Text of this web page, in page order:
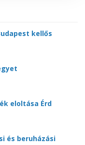
kellős
eloltása Érd
és beruházási